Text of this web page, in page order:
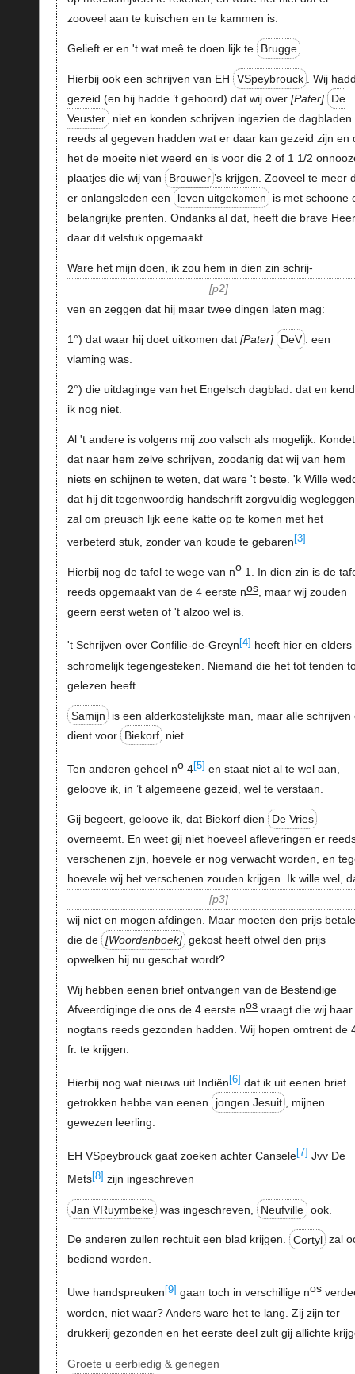
zooveel aan te kuischen en te kammen is.
Gelieft er en 't wat meê te doen lijk te Brugge .
Hierbij ook een schrijven van EH VSpeybrouck . Wij
gezeid (en hij hadde ’t gehoord) dat wij over Pater
De
Veuster niet en konden schrijven ingezien de dagbladen
reeds al gegeven hadden wat er daar kan gezeid zijn en
het de moeite niet weerd en is voor die 2 of 1 1/2
plaatjes die wij van
Brouwer ’s krijgen. Zooveel te meer
er onlangsleden een
leven uitgekomen
is met schoone
belangrijke prenten. Ondanks al dat, heeft die brave Heer
daar dit velstuk opgemaakt.
Ware het mijn doen, ik zou hem in dien zin schrij-
p2
ven en zeggen dat hij maar twee dingen laten mag:
1°) dat waar hij doet uitkomen dat Pater DeV
. een
vlaming was.
2°) die uitdaginge van het Engelsch dagblad: dat en
ik nog niet.
Al 't andere is volgens mij zoo valsch als mogelijk.
dat naar hem zelve schrijven, zoodanig dat wij van hem
niets en schijnen te weten, dat ware 't beste. 'k Wille
dat hij dit tegenwoordig handschrift zorgvuldig wegleggen
zal om preusch lijk eene katte op te komen met het
verbeterd stuk, zonder van koude te gebaren [3]
Hierbij nog de tafel te wege van no1. In dien zin is de
reeds opgemaakt van de 4 eerste nos, maar wij zouden
geern eerst weten of 't alzoo wel is.
't Schrijven over Confilie-de-Greyn [4] heeft hier en elders
schromelijk tegengesteken. Niemand die het tot tenden
gelezen heeft.
Samijn
is een alderkostelijkste man, maar alle schrijven
dient voor
Biekorf niet.
Ten anderen geheel no4[5] en staat niet al te wel aan,
geloove ik, in ’t algemeene gezeid, wel te verstaan.
Gij begeert, geloove ik, dat Biekorf dien
De Vries
overneemt. En weet gij niet hoeveel afleveringen er
verschenen zijn, hoevele er nog verwacht worden, en
hoevele wij het verschenen zouden krijgen. Ik wille wel,
p3
wij niet en mogen afdingen. Maar moeten den prijs
die de
Woordenboek
gekost heeft ofwel den prijs
opwelken hij nu geschat wordt?
Wij hebben eenen brief ontvangen van de Bestendige
Afveerdiginge die ons de 4 eerste nosvraagt die wij haar
nogtans reeds gezonden hadden. Wij hopen omtrent de
fr. te krijgen.
Hierbij nog wat nieuws uit Indiën [6] dat ik uit eenen brief
getrokken hebbe van eenen
jongen Jesuit
, mijnen
gewezen leerling.
EH VSpeybrouck gaat zoeken achter Cansele [7] Jvv De
Mets[8] zijn ingeschreven
Jan VRuymbeke was ingeschreven, Neufville ook.
De anderen zullen rechtuit een blad krijgen. Cortyl zal
bediend worden.
Uwe handspreuken [9] gaan toch in verschillige nos
worden, niet waar? Anders ware het te lang. Zij zijn ter
drukkerij gezonden en het eerste deel zult gij allichte
Groete u eerbiedig & genegen